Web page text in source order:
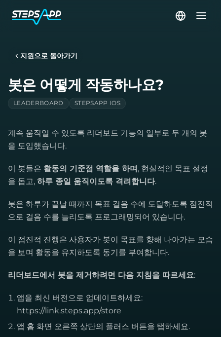
지원으로 돌아가기
봇은 어떻게 작동하나요?
LEADERBOARD STEPSAPP IOS
계속 움직일 수 있도록 리더보드 기능의 일부로 두 개의 봇
을 도입했습니다.
이 봇들은 활동의 기준점 역할을 하며, 현실적인 목표 설정
을 돕고, 하루 종일 움직이도록 격려합니다.
봇은 하루가 끝날 때까지 목표 걸음 수에 도달하도록 점진적
으로 걸음 수를 늘리도록 프로그래밍되어 있습니다.
이 점진적 진행은 사용자가 봇이 목표를 향해 나아가는 모습
을 보며 활동을 유지하도록 동기를 부여합니다.
리더보드에서 봇을 제거하려면 다음 지침을 따르세요:
앱을 최신 버전으로 업데이트하세요:
https://link.steps.app/store
앱 홈 화면 오른쪽 상단의 플러스 버튼을 탭하세요.